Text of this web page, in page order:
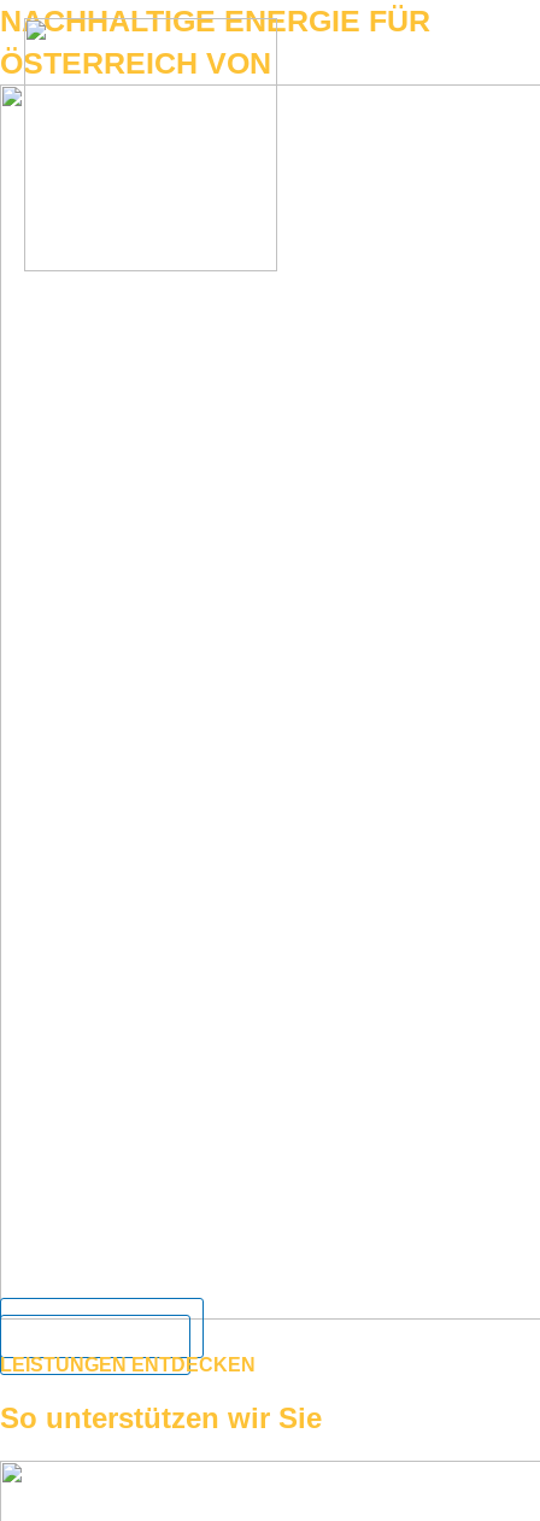
Zum
Inhalt
springen
NACHHALTIGE ENERGIE FÜR
ÖSTERREICH VON
LEISTUNGEN ENTDECKEN
So unterstützen wir Sie